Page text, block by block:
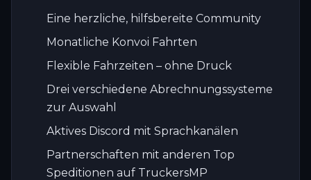
Eine herzliche, hilfsbereite Community
Monatliche Konvoi Fahrten
Flexible Fahrzeiten – ohne Druck
Drei verschiedene Abrechnungssysteme
zur Auswahl
Aktives Discord mit Sprachkanälen
Partnerschaften mit anderen Top
Speditionen auf TruckersMP